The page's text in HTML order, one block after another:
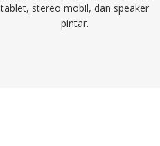
tablet, stereo mobil, dan speaker
pintar.